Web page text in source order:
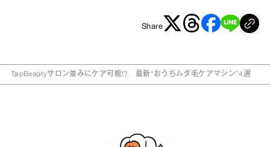
Share
TopBeautyサロン並みにケア可能!? 最新“おうちムダ毛ケアマシン”4選